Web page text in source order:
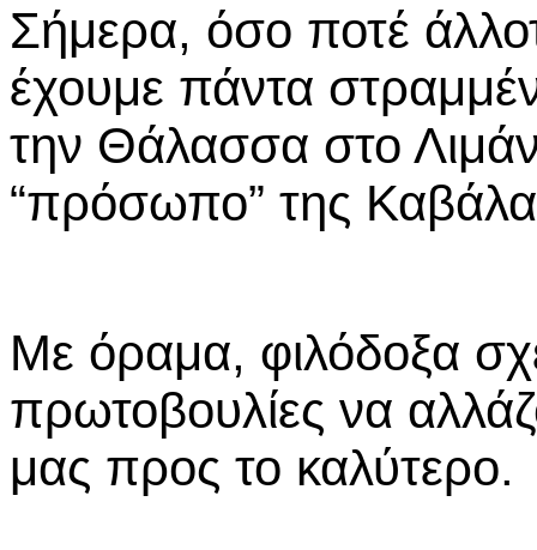
Σήμερα, όσο ποτέ
έχουμε πάντα
την Θάλασσα στο
“πρόσωπο” της
Με όραμα, φιλόδοξα
πρωτοβουλίες να
μας προς το καλύτερο.